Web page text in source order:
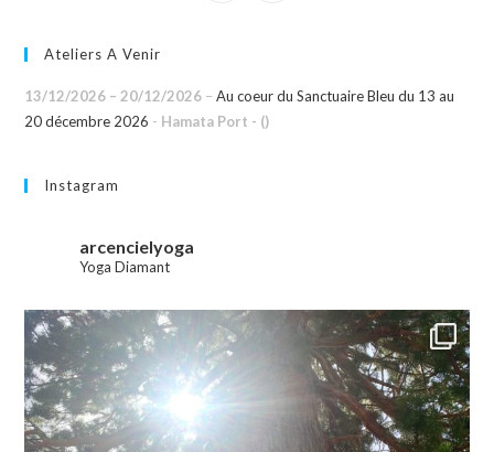
Ateliers A Venir
13/12/2026 – 20/12/2026 –Au coeur du Sanctuaire Bleu du 13 au
20 décembre 2026 - Hamata Port - ()
Instagram
arcencielyoga
Yoga Diamant